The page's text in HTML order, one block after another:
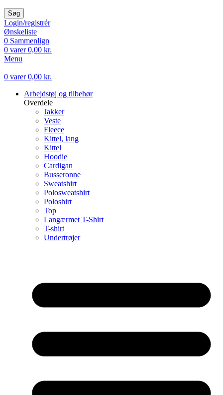
Søg
Login/registrér
Ønskeliste
0 Sammenlign
0 varer 0,00 kr.
Menu
0 varer 0,00 kr.
Arbejdstøj og tilbehør
Overdele
Jakker
Veste
Fleece
Kittel, lang
Kittel
Hoodie
Cardigan
Busseronne
Sweatshirt
Polosweatshirt
Poloshirt
Top
Langærmet T-Shirt
T-shirt
Undertrøjer